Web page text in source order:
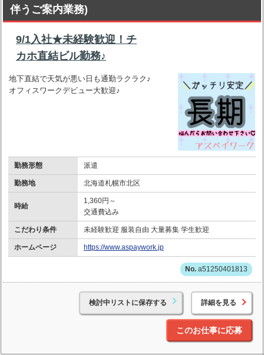
伴うご案内業務)
9/1入社★未経験歓迎！チ
カホ直結ビル勤務♪
地下直結で天気が悪い日も通勤ラクラク♪
オフィスワークデビュー大歓迎♪
勤務形態 派遣
勤務地 北海道札幌市北区
時給
1,360円～
交通費込み
こだわり条件 未経験歓迎 服装自由 大量募集 学生歓迎
ホームページ https://www.aspaywork.jp
a51250401813
検討中リストに保存する 詳細を見る
このお仕事に応募